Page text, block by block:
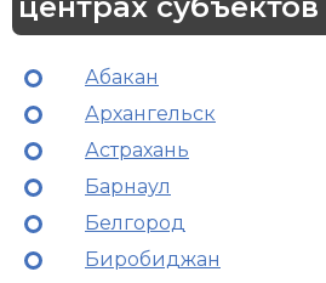
Абакан
Архангельск
Астрахань
Барнаул
Белгород
Биробиджан